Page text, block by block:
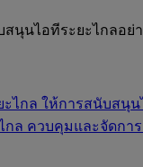
สนุนไอทีระยะไกลอย่
ไกล ให้การสนับสนุ
กล ควบคุมและจัดกา